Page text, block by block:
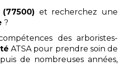
et recherchez une
?
des arboristes-
ATSA pour prendre soin de
de nombreuses années,